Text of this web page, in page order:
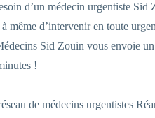
d’un médecin urgentiste
même d’intervenir en toute
Sid Zouin vous envoie
!
de médecins urgentistes